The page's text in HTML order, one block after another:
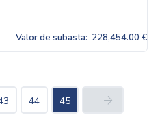
Valor de subasta: 228,454.00 €
44 45